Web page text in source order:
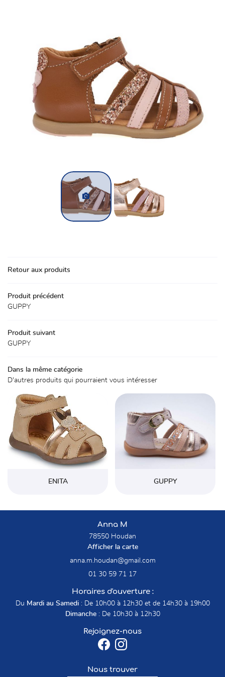
boutique
Actualités
Contact
Retour aux produits
Produit précédent
GUPPY
Produit suivant
GUPPY
Dans la même catégorie
D'autres produits qui pourraient vous intéresser
ENITA GUPPY
Anna M
78550 Houdan
Afficher la carte
01 30 59 71 17
Horaires d'ouverture :
Du Mardi au Samedi: De 10h00 à 12h30 et de 14h30 à 19h00
Dimanche: De 10h30 à 12h30
Rejoignez-nous
Nous trouver